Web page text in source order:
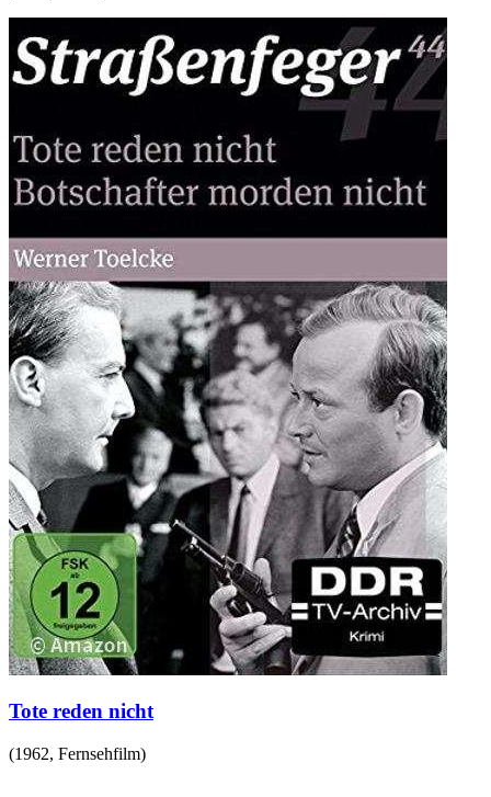
Tote reden nicht
(1962, Fernsehfilm)